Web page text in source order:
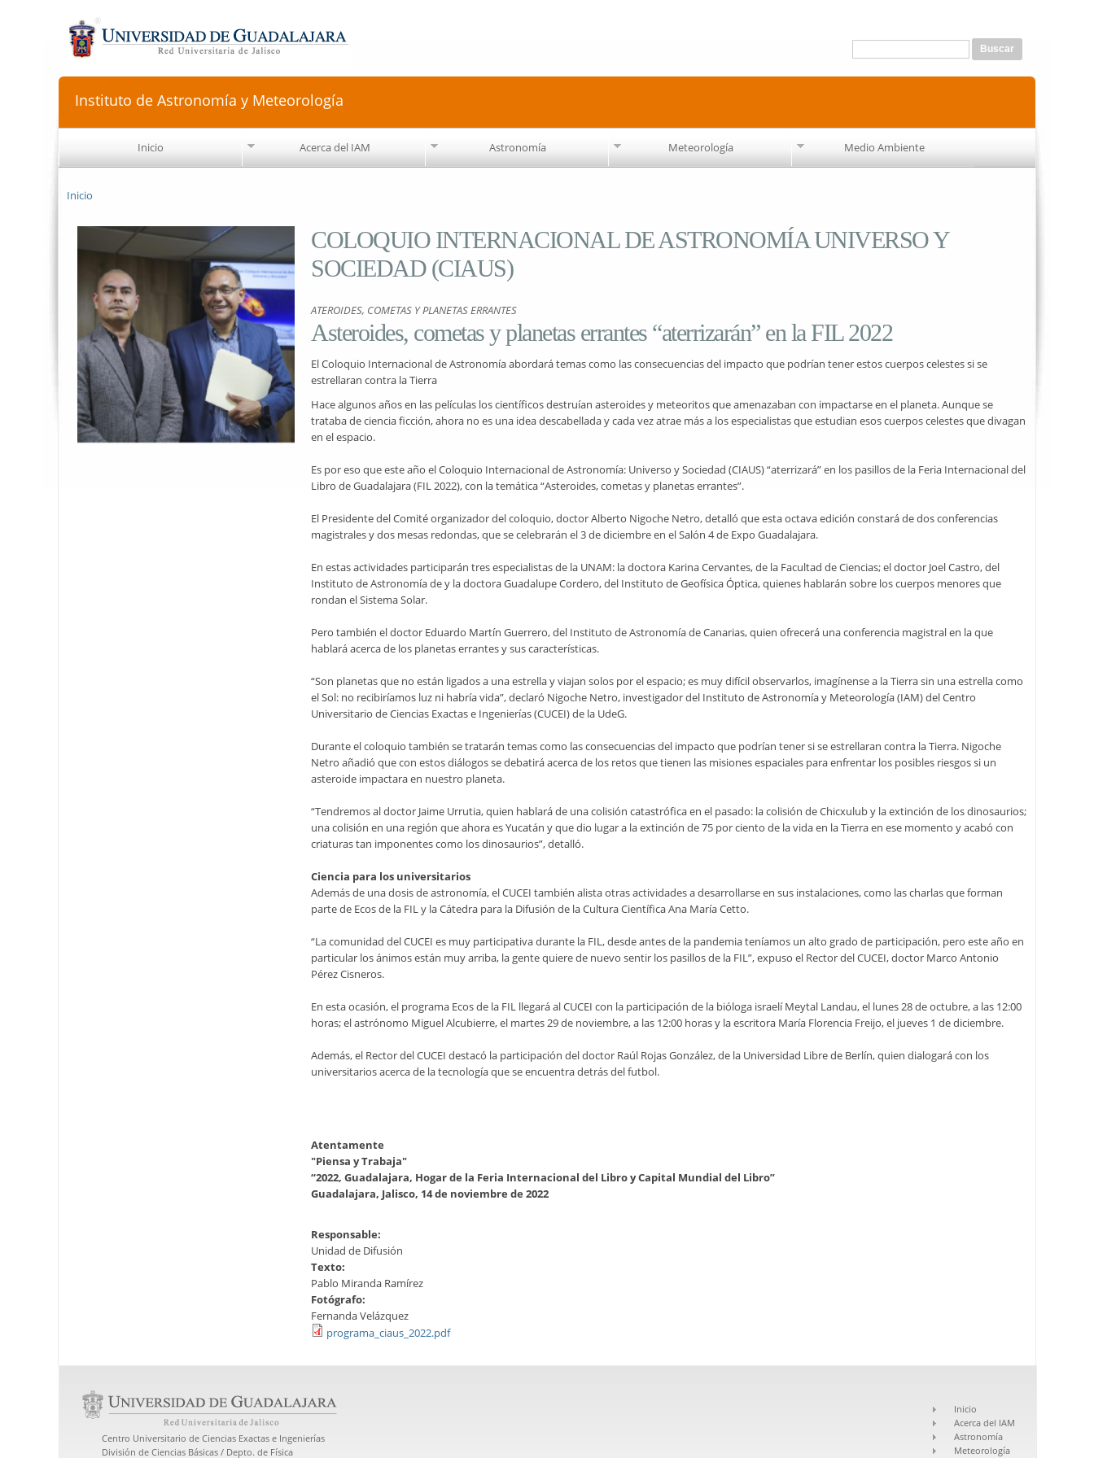
Instituto de Astronomía y Meteorología
Inicio Acerca del IAM Astronomía Meteorología Medio Ambiente
Inicio
COLOQUIO INTERNACIONAL DE ASTRONOMÍA UNIVERSO Y
SOCIEDAD (CIAUS)
ATEROIDES, COMETAS Y PLANETAS ERRANTES
Asteroides, cometas y planetas errantes “aterrizarán” en la FIL 2022
El Coloquio Internacional de Astronomía abordará temas como las consecuencias del impacto que podrían tener estos cuerpos celestes si se
estrellaran contra la Tierra
Hace algunos años en las películas los científicos destruían asteroides y meteoritos que amenazaban con impactarse en el planeta. Aunque se
trataba de ciencia ficción, ahora no es una idea descabellada y cada vez atrae más a los especialistas que estudian esos cuerpos celestes que divagan
en el espacio.
Es por eso que este año el Coloquio Internacional de Astronomía: Universo y Sociedad (CIAUS) “aterrizará” en los pasillos de la Feria Internacional del
Libro de Guadalajara (FIL 2022), con la temática “Asteroides, cometas y planetas errantes”.
El Presidente del Comité organizador del coloquio, doctor Alberto Nigoche Netro, detalló que esta octava edición constará de dos conferencias
magistrales y dos mesas redondas, que se celebrarán el 3 de diciembre en el Salón 4 de Expo Guadalajara.
En estas actividades participarán tres especialistas de la UNAM: la doctora Karina Cervantes, de la Facultad de Ciencias; el doctor Joel Castro, del
Instituto de Astronomía de y la doctora Guadalupe Cordero, del Instituto de Geofísica Óptica, quienes hablarán sobre los cuerpos menores que
rondan el Sistema Solar.
Pero también el doctor Eduardo Martín Guerrero, del Instituto de Astronomía de Canarias, quien ofrecerá una conferencia magistral en la que
hablará acerca de los planetas errantes y sus características.
“Son planetas que no están ligados a una estrella y viajan solos por el espacio; es muy difícil observarlos, imagínense a la Tierra sin una estrella como
el Sol: no recibiríamos luz ni habría vida”, declaró Nigoche Netro, investigador del Instituto de Astronomía y Meteorología (IAM) del Centro
Universitario de Ciencias Exactas e Ingenierías (CUCEI) de la UdeG.
Durante el coloquio también se tratarán temas como las consecuencias del impacto que podrían tener si se estrellaran contra la Tierra. Nigoche
Netro añadió que con estos diálogos se debatirá acerca de los retos que tienen las misiones espaciales para enfrentar los posibles riesgos si un
asteroide impactara en nuestro planeta.
“Tendremos al doctor Jaime Urrutia, quien hablará de una colisión catastrófica en el pasado: la colisión de Chicxulub y la extinción de los dinosaurios;
una colisión en una región que ahora es Yucatán y que dio lugar a la extinción de 75 por ciento de la vida en la Tierra en ese momento y acabó con
criaturas tan imponentes como los dinosaurios”, detalló.
Ciencia para los universitarios
Además de una dosis de astronomía, el CUCEI también alista otras actividades a desarrollarse en sus instalaciones, como las charlas que forman
parte de Ecos de la FIL y la Cátedra para la Difusión de la Cultura Científica Ana María Cetto.
“La comunidad del CUCEI es muy participativa durante la FIL, desde antes de la pandemia teníamos un alto grado de participación, pero este año en
particular los ánimos están muy arriba, la gente quiere de nuevo sentir los pasillos de la FIL”, expuso el Rector del CUCEI, doctor Marco Antonio
Pérez Cisneros.
En esta ocasión, el programa Ecos de la FIL llegará al CUCEI con la participación de la bióloga israelí Meytal Landau, el lunes 28 de octubre, a las 12:00
horas; el astrónomo Miguel Alcubierre, el martes 29 de noviembre, a las 12:00 horas y la escritora María Florencia Freijo, el jueves 1 de diciembre.
Además, el Rector del CUCEI destacó la participación del doctor Raúl Rojas González, de la Universidad Libre de Berlín, quien dialogará con los
universitarios acerca de la tecnología que se encuentra detrás del futbol.
Atentamente
"Piensa y Trabaja"
“2022, Guadalajara, Hogar de la Feria Internacional del Libro y Capital Mundial del Libro”
Guadalajara, Jalisco, 14 de noviembre de 2022
Responsable:
Unidad de Difusión
Texto:
Pablo Miranda Ramírez
Fotógrafo:
Fernanda Velázquez
programa_ciaus_2022.pdf
Centro Universitario de Ciencias Exactas e Ingenierías
División de Ciencias Básicas / Depto. de Física
Inicio
Acerca del IAM
Astronomía
Meteorología